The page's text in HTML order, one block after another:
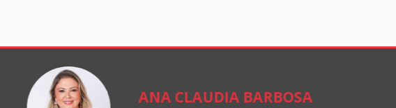
ANA CLAUDIA BARBOSA